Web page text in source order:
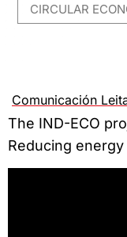
CIRCULAR
Comunicación
The IND-ECO
Reducing